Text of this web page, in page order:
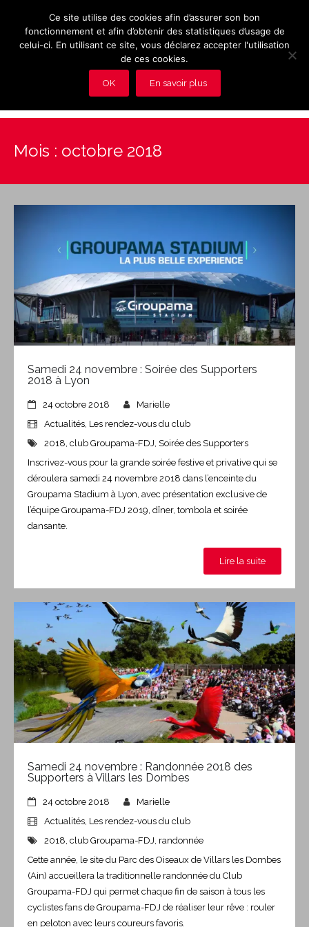
Adhérez au Club
Mois : octobre 2018
Samedi 24 novembre : Soirée des Supporters
2018 à Lyon
24 octobre 2018
Marielle
Actualités, Les rendez-vous du club
2018, club Groupama-FDJ, Soirée des Supporters
Inscrivez-vous pour la grande soirée festive et privative qui se
déroulera samedi 24 novembre 2018 dans l’enceinte du
Groupama Stadium à Lyon, avec présentation exclusive de
l’équipe Groupama-FDJ 2019, dîner, tombola et soirée
dansante.
Lire la suite
Samedi 24 novembre : Randonnée 2018 des
Supporters à Villars les Dombes
24 octobre 2018
Marielle
Actualités, Les rendez-vous du club
2018, club Groupama-FDJ, randonnée
Cette année, le site du Parc des Oiseaux de Villars les Dombes
(Ain) accueillera la traditionnelle randonnée du Club
Groupama-FDJ qui permet chaque fin de saison à tous les
cyclistes fans de Groupama-FDJ de réaliser leur rêve : rouler
en peloton avec leurs coureurs favoris.
Ce site utilise des cookies afin d’assurer son bon
fonctionnement et afin d’obtenir des statistiques d’usage de
celui-ci. En utilisant ce site, vous déclarez accepter l'utilisation
de ces cookies.
OK En savoir plus